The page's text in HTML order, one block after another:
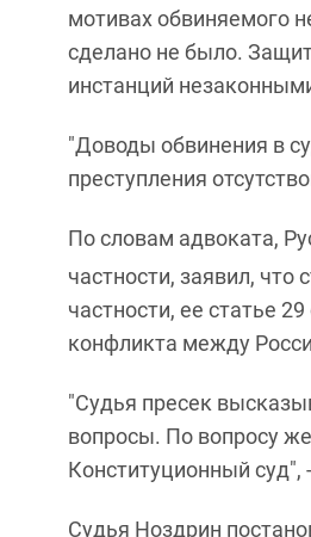
мотивах обвиняемого
сделано не было.
инстанций
"Доводы обвинения в
преступления
По словам адвоката,
частности, заявил, что
частности, ее статье
конфликта между
"Судья пресек
вопросы. По вопросу
Конституционный суд",
Судья Ноздрин